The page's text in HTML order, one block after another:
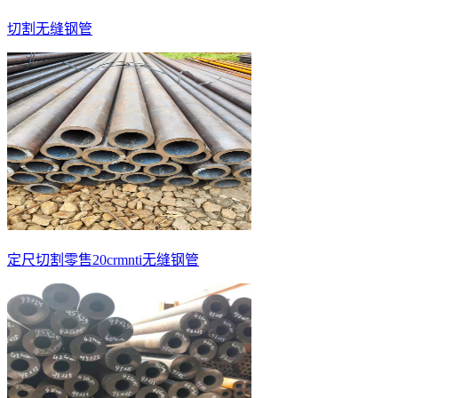
切割无缝钢管
定尺切割零售20crmnti无缝钢管